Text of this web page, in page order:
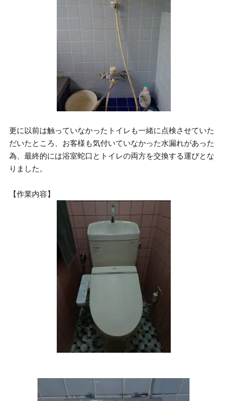
更に以前は触っていなかったトイレも一緒に点検させていた
だいたところ、お客様も気付いていなかった水漏れがあった
為、最終的には浴室蛇口とトイレの両方を交換する運びとな
りました。
【作業内容】